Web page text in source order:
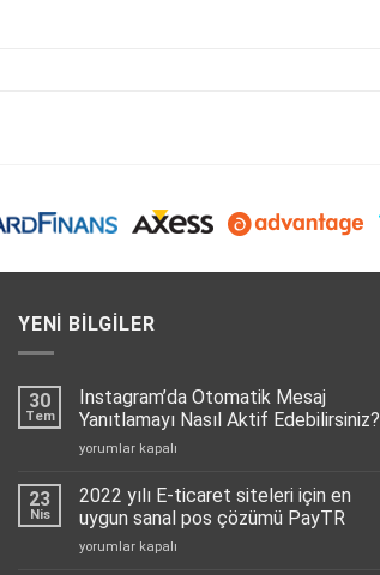
YENI BILGILER
30
Tem
Instagram’da Otomatik Mesaj
Yanıtlamayı Nasıl Aktif Edebilirsiniz?
Instagram’da
Mesaj
Yanıtlamayı
Nasıl
Aktif
yorumlar kapalı
23
Nis
2022 yılı E-ticaret siteleri için en
uygun sanal pos çözümü PayTR
2022
yorumlar kapalı